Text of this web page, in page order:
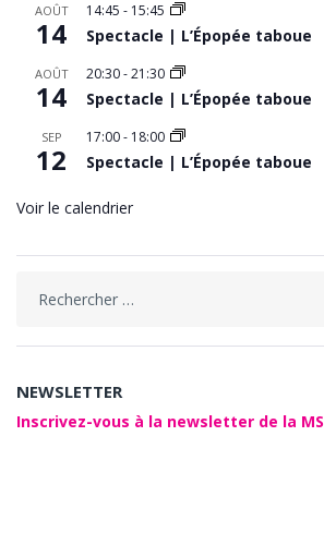
AOÛT
14
14:45 - 15:45
Spectacle | L’Épopée taboue
AOÛT
14
20:30-21:30
Spectacle | L’Épopée taboue
SEP
12
17:00- 18:00
Spectacle | L’Épopée taboue
Voir le calendrier
NEWSLETTER
Inscrivez-vous à la newsletter de la